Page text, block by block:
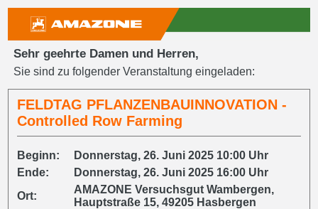
Sehr geehrte Damen und Herren,
Sie sind zu folgender Veranstaltung eingeladen:
FELDTAG PFLANZENBAUINNOVATION -
Controlled Row Farming
Beginn:
Donnerstag, 26. Juni 2025 10:00 Uhr
Ende:
Donnerstag, 26. Juni 2025 16:00 Uhr
Ort:
AMAZONE Versuchsgut Wambergen,
Hauptstraße 15, 49205 Hasbergen